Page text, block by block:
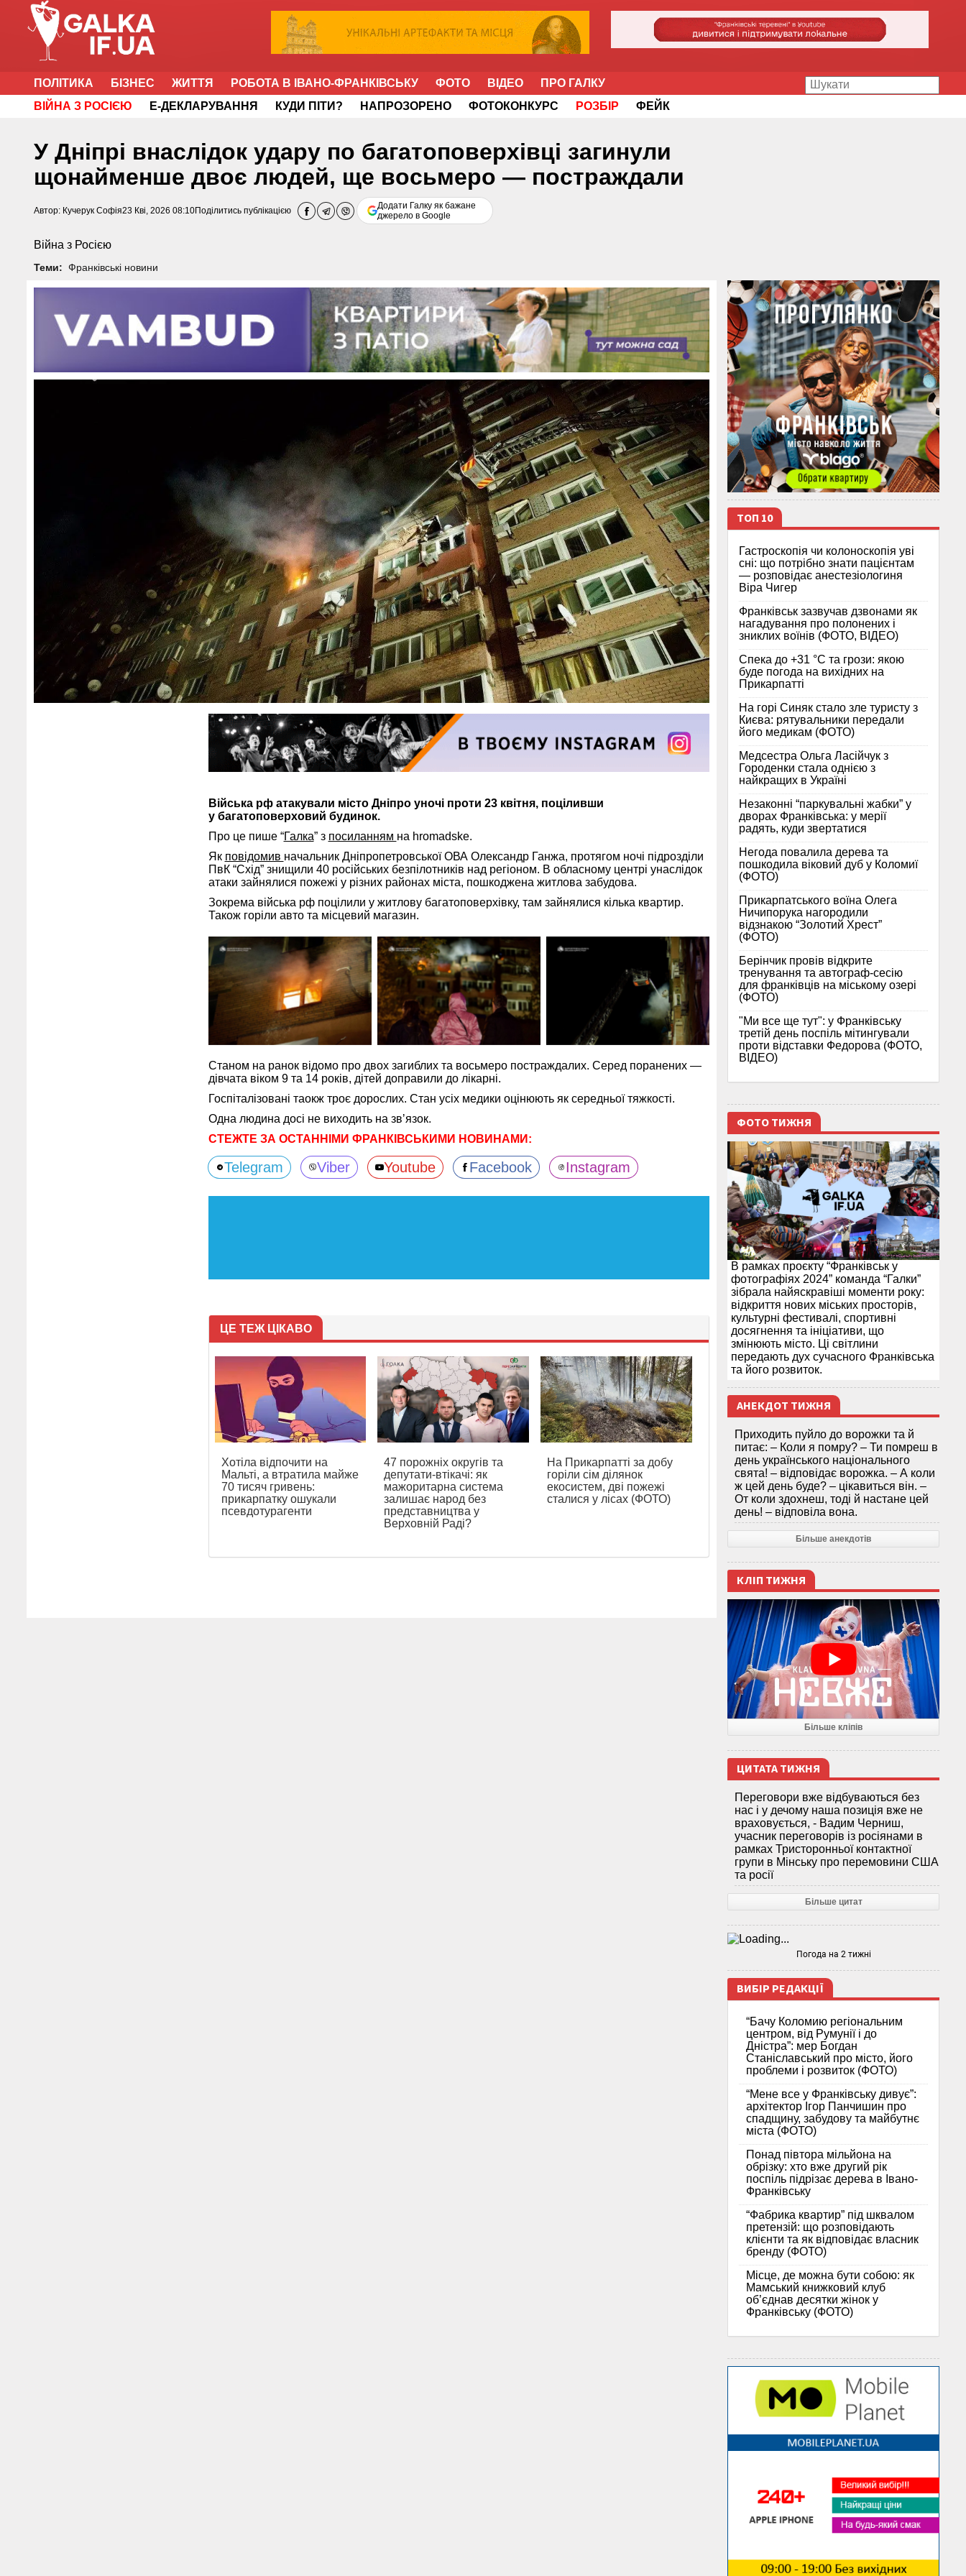
ПОЛІТИКА БІЗНЕС ЖИТТЯ РОБОТА В ІВАНО-ФРАНКІВСЬКУ ФОТО ВІДЕО
ПРО ГАЛКУ
ВІЙНА З РОСІЄЮ
Е-ДЕКЛАРУВАННЯ КУДИ ПІТИ? НАПРОЗОРЕНО ФОТОКОНКУРС РОЗБІР ФЕЙК
У Дніпрі внаслідок удару по багатоповерхівці загинули
щонайменше двоє людей, ще восьмеро — постраждали
Автор: Кучерук Софія23 Кві, 2026 08:10Поділитись публікацією
Додати Галку як бажане
джерело в Google
Війна з Росією
Теми: Франківські новини
Війська рф атакували місто Дніпро уночі проти 23 квітня, поціливши
у багатоповерховий будинок.
Про це пише “Галка” з посиланням на hromadske.
Як повідомив начальник Дніпропетровської ОВА Олександр Ганжа, протягом ночі підрозділи
ПвК “Схід” знищили 40 російських безпілотників над регіоном. В обласному центрі унаслідок
атаки зайнялися пожежі у різних районах міста, пошкоджена житлова забудова.
Зокрема війська рф поцілили у житлову багатоповерхівку, там зайнялися кілька квартир.
Також горіли авто та місцевий магазин.
Станом на ранок відомо про двох загиблих та восьмеро постраждалих. Серед поранених —
дівчата віком 9 та 14 років, дітей доправили до лікарні.
Госпіталізовані таокж троє дорослих. Стан усіх медики оцінюють як середньої тяжкості.
Одна людина досі не виходить на звʼязок.
СТЕЖТЕ ЗА ОСТАННІМИ ФРАНКІВСЬКИМИ НОВИНАМИ:
Telegram Viber Youtube Facebook Instagram
ЦЕ ТЕЖ ЦІКАВО
Хотіла відпочити на
Мальті, а втратила майже
70 тисяч гривень:
прикарпатку ошукали
псевдотурагенти
47 порожніх округів та
депутати-втікачі: як
мажоритарна система
залишає народ без
представництва у
Верховній Раді?
На Прикарпатті за добу
горіли сім ділянок
екосистем, дві пожежі
сталися у лісах (ФОТО)
ТОП 10
Гастроскопія чи колоноскопія уві
сні: що потрібно знати пацієнтам
— розповідає анестезіологиня
Віра Чигер
Франківськ зазвучав дзвонами як
нагадування про полонених і
зниклих воїнів (ФОТО, ВІДЕО)
Спека до +31 °C та грози: якою
буде погода на вихідних на
Прикарпатті
На горі Синяк стало зле туристу з
Києва: рятувальники передали
його медикам (ФОТО)
Медсестра Ольга Ласійчук з
Городенки стала однією з
найкращих в Україні
Незаконні “паркувальні жабки” у
дворах Франківська: у мерії
радять, куди звертатися
Негода повалила дерева та
пошкодила віковий дуб у Коломиї
(ФОТО)
Прикарпатського воїна Олега
Ничипорука нагородили
відзнакою “Золотий Хрест”
(ФОТО)
Берінчик провів відкрите
тренування та автограф-сесію
для франківців на міському озері
(ФОТО)
"Ми все ще тут": у Франківську
третій день поспіль мітингували
проти відставки Федорова (ФОТО,
ВІДЕО)
ФОТО ТИЖНЯ
В рамках проєкту “Франківськ у
фотографіях 2024” команда “Галки”
зібрала найяскравіші моменти року:
відкриття нових міських просторів,
культурні фестивалі, спортивні
досягнення та ініціативи, що
змінюють місто. Ці світлини
передають дух сучасного Франківська
та його розвиток.
АНЕКДОТ ТИЖНЯ
Приходить пуйло до ворожки та й
питає: – Коли я помру? – Ти помреш в
день українського національного
свята! – відповідає ворожка. – А коли
ж цей день буде? – цікавиться він. –
От коли здохнеш, тоді й настане цей
день! – відповіла вона.
Більше анекдотів
КЛІП ТИЖНЯ
Більше кліпів
ЦИТАТА ТИЖНЯ
Переговори вже відбуваються без
нас і у дечому наша позиція вже не
враховується, - Вадим Черниш,
учасник переговорів із росіянами в
рамках Тристоронньої контактної
групи в Мінську про перемовини США
та росії
Більше цитат
Погода на 2 тижні
ВИБІР РЕДАКЦІЇ
“Бачу Коломию регіональним
центром, від Румунії і до
Дністра”: мер Богдан
Станіславський про місто, його
проблеми і розвиток (ФОТО)
“Мене все у Франківську дивує”:
архітектор Ігор Панчишин про
спадщину, забудову та майбутнє
міста (ФОТО)
Понад півтора мільйона на
обрізку: хто вже другий рік
поспіль підрізає дерева в Івано-
Франківську
“Фабрика квартир” під шквалом
претензій: що розповідають
клієнти та як відповідає власник
бренду (ФОТО)
Місце, де можна бути собою: як
Мамський книжковий клуб
об’єднав десятки жінок у
Франківську (ФОТО)